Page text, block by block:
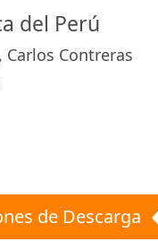
del Perú
Contreras
de Descarga